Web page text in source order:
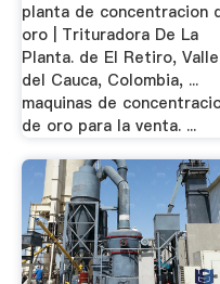
planta de concentracion
oro | Trituradora De La
Planta. de El Retiro, Valle
del Cauca, Colombia, ...
maquinas de
de oro para la venta. ...